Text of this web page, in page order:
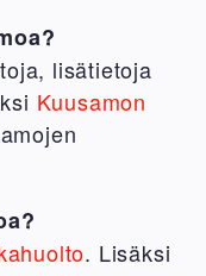
lisätietoja
Kuusamon
. Lisäksi